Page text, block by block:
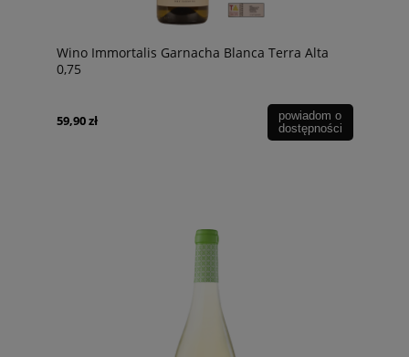
Wino Immortalis Garnacha Blanca Terra Alta
0,75
59,90 zł
powiadom o
dostępności